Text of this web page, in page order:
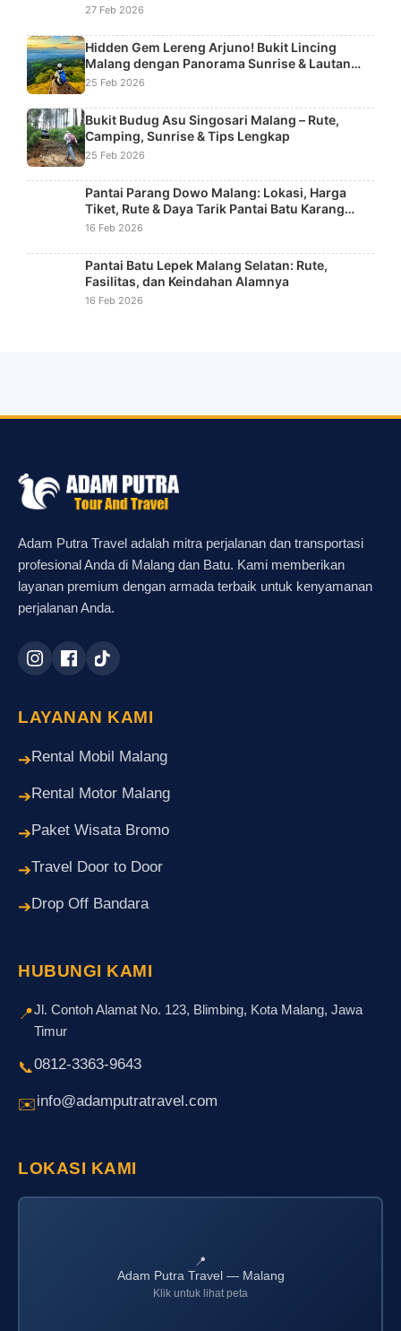
27 Feb 2026
Hidden Gem Lereng Arjuno! Bukit Lincing
Malang dengan Panorama Sunrise & Lautan
Kabut
25 Feb 2026
Bukit Budug Asu Singosari Malang – Rute,
Camping, Sunrise & Tips Lengkap
25 Feb 2026
Pantai Parang Dowo Malang: Lokasi, Harga
Tiket, Rute & Daya Tarik Pantai Batu Karang
Unik
16 Feb 2026
Pantai Batu Lepek Malang Selatan: Rute,
Fasilitas, dan Keindahan Alamnya
16 Feb 2026
Adam Putra Travel adalah mitra perjalanan dan transportasi
profesional Anda di Malang dan Batu. Kami memberikan
layanan premium dengan armada terbaik untuk kenyamanan
perjalanan Anda.
LAYANAN KAMI
➔Rental Mobil Malang
➔Rental Motor Malang
➔Paket Wisata Bromo
➔Travel Door to Door
➔Drop Off Bandara
HUBUNGI KAMI
📍Jl. Contoh Alamat No. 123, Blimbing, Kota Malang, Jawa
Timur
📞0812-3363-9643
✉️info@adamputratravel.com
LOKASI KAMI
📍
Adam Putra Travel — Malang
Klik untuk lihat peta